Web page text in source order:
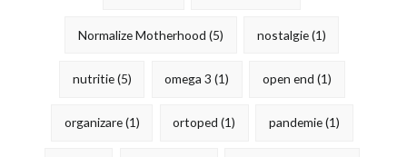
Normalize Motherhood (5) nostalgie(1)
nutritie(5) omega 3 (1) open end (1)
organizare(1) ortoped (1) pandemie(1)